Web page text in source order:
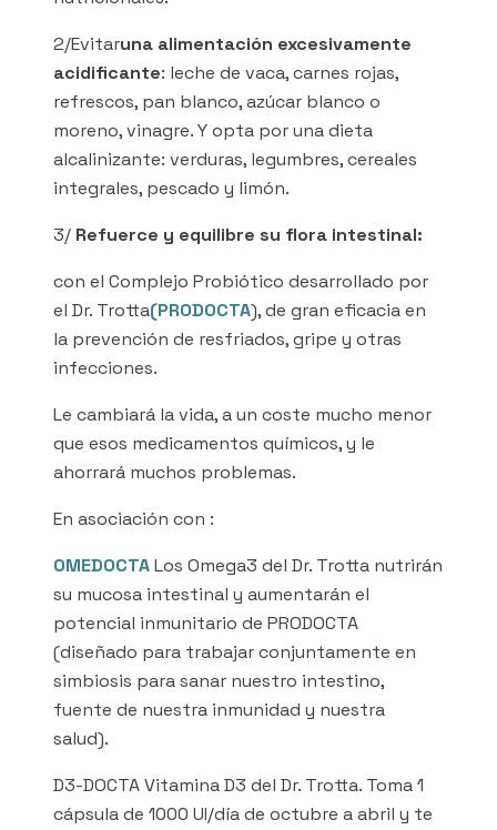
2/Evitaruna alimentación excesivamente
acidificante: leche de vaca, carnes rojas,
refrescos, pan blanco, azúcar blanco o
moreno, vinagre. Y opta por una dieta
alcalinizante: verduras, legumbres, cereales
integrales, pescado y limón.
3/ Refuerce y equilibre su flora intestinal:
con el Complejo Probiótico desarrollado por
el Dr. Trotta(PRODOCTA), de gran eficacia en
la prevención de resfriados, gripe y otras
infecciones.
Le cambiará la vida, a un coste mucho menor
que esos medicamentos químicos, y le
ahorrará muchos problemas.
En asociación con :
OMEDOCTALos Omega3 del Dr. Trotta nutrirán
su mucosa intestinal y aumentarán el
potencial inmunitario de PRODOCTA
(diseñado para trabajar conjuntamente en
simbiosis para sanar nuestro intestino,
fuente de nuestra inmunidad y nuestra
salud).
D3-DOCTA Vitamina D3 del Dr. Trotta. Toma 1
cápsula de 1000 UI/día de octubre a abril y te